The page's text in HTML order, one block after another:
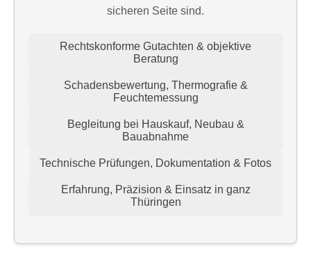
sicheren Seite sind.
Rechtskonforme Gutachten & objektive
Beratung
Schadensbewertung, Thermografie &
Feuchtemessung
Begleitung bei Hauskauf, Neubau &
Bauabnahme
Technische Prüfungen, Dokumentation & Fotos
Erfahrung, Präzision & Einsatz in ganz
Thüringen